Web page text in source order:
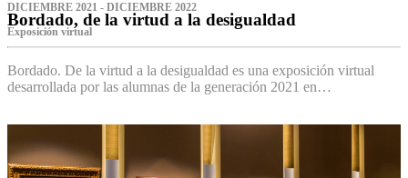
DICIEMBRE 2021 - DICIEMBRE 2022
Bordado, de la virtud a la desigualdad
Exposición virtual‌
Bordado. De la virtud a la desigualdad es una exposición virtual
desarrollada por las alumnas de la generación 2021 en…